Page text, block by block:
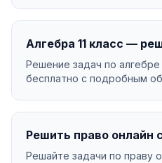
Алгебра 11 класс —
Решение задач по
бесплатно с подробным
Решить право
Решайте задачи по праву